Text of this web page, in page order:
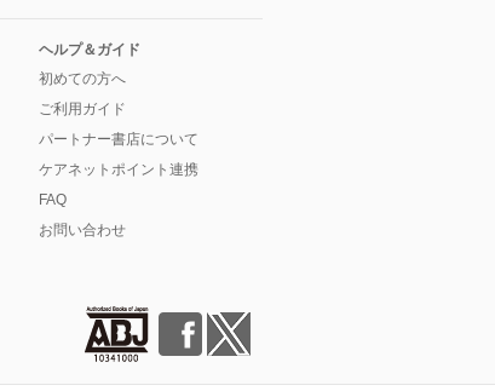
ヘルプ＆ガイド
初めての方へ
ご利用ガイド
パートナー書店について
ケアネットポイント連携
FAQ
お問い合わせ